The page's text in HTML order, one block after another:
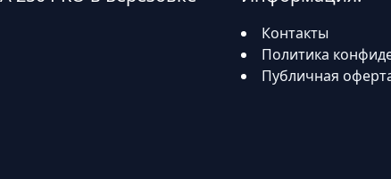
Контакты
Политика
Публичная